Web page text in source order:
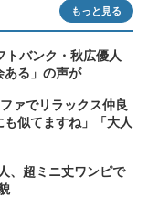
もっと見る
トバンク・秋広優人
ある」の声が
ァでリラックス仲良
似てますね」「大人
、超ミニ丈ワンピで